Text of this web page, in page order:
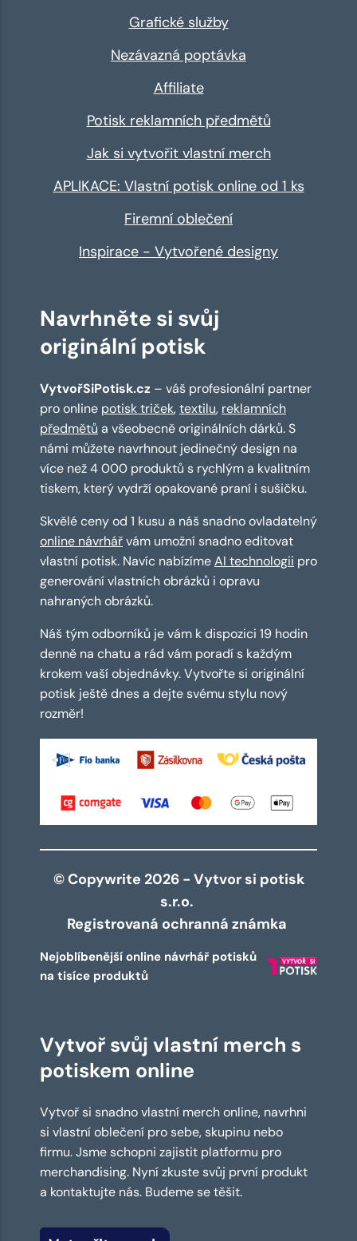
Grafické služby
Nezávazná poptávka
Affiliate
Potisk reklamních předmětů
Jak si vytvořit vlastní merch
APLIKACE: Vlastní potisk online od 1 ks
Firemní oblečení
Inspirace - Vytvořené designy
Navrhněte si svůj
originální potisk
VytvořSiPotisk.cz – váš profesionální partner
pro online potisk triček,textilu, reklamních
předmětů a všeobecně originálních dárků. S
námi můžete navrhnout jedinečný design na
více než 4 000 produktů s rychlým a kvalitním
tiskem, který vydrží opakované praní i sušičku.
Skvělé ceny od 1 kusu a náš snadno ovladatelný
online návrhářvám umožní snadno editovat
vlastní potisk. Navíc nabízímeAI technologii pro
generování vlastních obrázků i opravu
nahraných obrázků.
Náš tým odborníků je vám k dispozici 19 hodin
denně na chatu a rád vám poradí s každým
krokem vaší objednávky. Vytvořte si originální
potisk ještě dnes a dejte svému stylu nový
rozměr!
© Copywrite 2026 - Vytvor si potisk
s.r.o.
Registrovaná ochranná známka
Nejoblíbenější online návrhář potisků
na tisíce produktů
Vytvoř svůj vlastní merch s
potiskem online
Vytvoř si snadno vlastní merch online, navrhni
si vlastní oblečení pro sebe, skupinu nebo
firmu. Jsme schopni zajistit platformu pro
merchandising. Nyní zkuste svůj první produkt
a kontaktujte nás. Budeme se těšit.